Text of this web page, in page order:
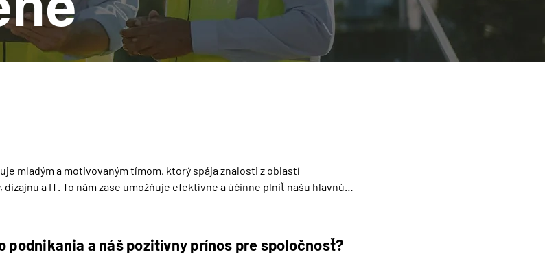
mladým a motivovaným tímom, ktorý spája znalosti z oblastí
dizajnu a IT. To nám zase umožňuje efektívne a účinne plniť našu hlavnú
podnikania a náš pozitívny prínos pre spoločnosť?